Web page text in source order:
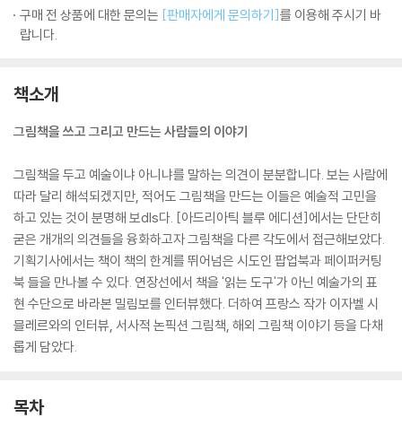
구매 전 상품에 대한 문의는 [판매자에게 문의하기]를 이용해 주시기 바
랍니다.
책소개
그림책을 쓰고 그리고 만드는 사람들의 이야기
그림책을 두고 예술이냐 아니냐를 말하는 의견이 분분합니다. 보는 사람에
따라 달리 해석되겠지만, 적어도 그림책을 만드는 이들은 예술적 고민을
하고 있는 것이 분명해 보dls다. [아드리아틱 블루 에디션]에서는 단단히
굳은 개개의 의견들을 융화하고자 그림책을 다른 각도에서 접근해보았다.
기획기사에서는 책이 책의 한계를 뛰어넘은 시도인 팝업북과 페이퍼커팅
북 들을 만나볼 수 있다. 연장선에서 책을 '읽는 도구'가 아닌 예술가의 표
현 수단으로 바라본 밀림보를 인터뷰했다. 더하여 프랑스 작가 이자벨 시
믈레르와의 인터뷰, 서사적 논픽션 그림책, 해외 그림책 이야기 등을 다채
롭게 담았다.
목차